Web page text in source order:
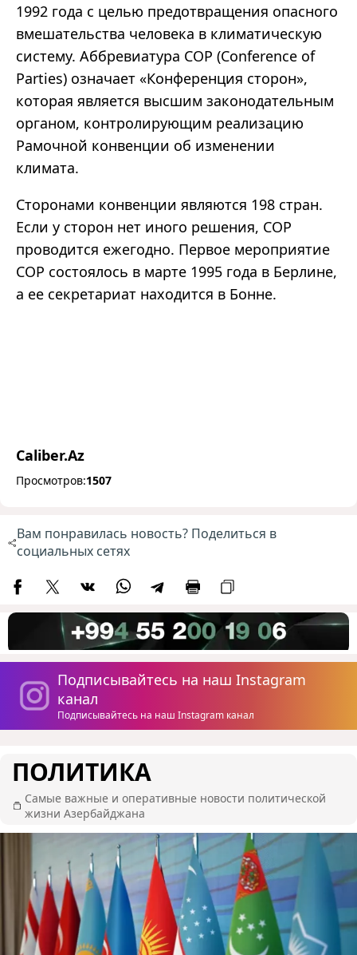
1992 года с целью предотвращения опасного
вмешательства человека в климатическую
систему. Аббревиатура COP (Conference of
Parties) означает «Конференция сторон»,
которая является высшим законодательным
органом, контролирующим реализацию
Рамочной конвенции об изменении
климата.
Сторонами конвенции являются 198 стран.
Если у сторон нет иного решения, COP
проводится ежегодно. Первое мероприятие
COP состоялось в марте 1995 года в Берлине,
а ее секретариат находится в Бонне.
Caliber.Az
Просмотров:1507
Вам понравилась новость? Поделиться в
социальных сетях
Подписывайтесь на наш Instagram
канал
Подписывайтесь на наш Instagram канал
ПОЛИТИКА
Самые важные и оперативные новости политической
жизни Азербайджана